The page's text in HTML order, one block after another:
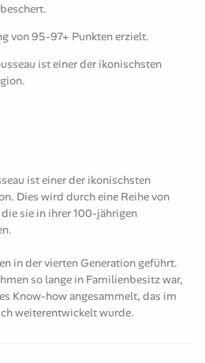
von 95-97+ Punkten erzielt.
ist einer der ikonischsten
ist einer der ikonischsten
Dies wird durch eine Reihe von
sie in ihrer 100-jährigen
in der vierten Generation geführt.
so lange in Familienbesitz war,
Know-how angesammelt, das im
weiterentwickelt wurde.